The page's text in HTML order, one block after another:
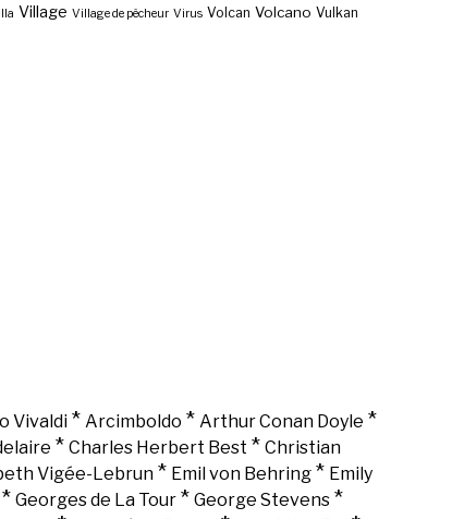
Village Village de pêcheur Virus Volcan Volcano Vulkan
Vivaldi* Arcimboldo * Arthur Conan Doyle *
* Charles Herbert Best * Christian
Vigée-Lebrun* Emil von Behring* Emily
Georges de La Tour* George Stevens*